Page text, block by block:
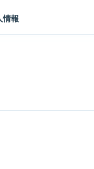
情報